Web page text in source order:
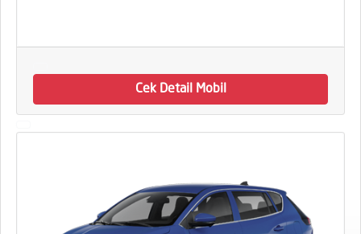
Cek Detail Mobil